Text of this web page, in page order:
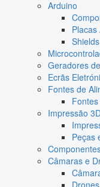
Arduino
Placas
Geradores
Ecrãs
Fontes de
Impressão
Peças
Câmaras e